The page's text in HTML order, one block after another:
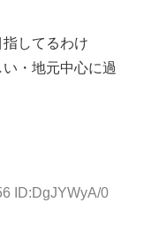
してるわけ
・地元中心に過
ID:DgJYWyA/0